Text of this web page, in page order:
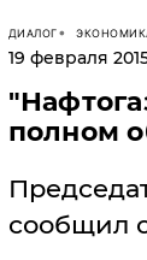
ДИАЛОГ
19 февраля
полном
сообщил